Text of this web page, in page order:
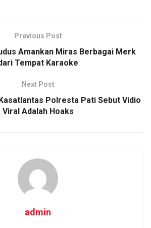
s
A
p
Li
n
k
e
Previous Post
Amankan Miras Berbagai Merk
Tempat Karaoke
Next Post
Polresta Pati Sebut Vidio
Viral Adalah Hoaks
admin